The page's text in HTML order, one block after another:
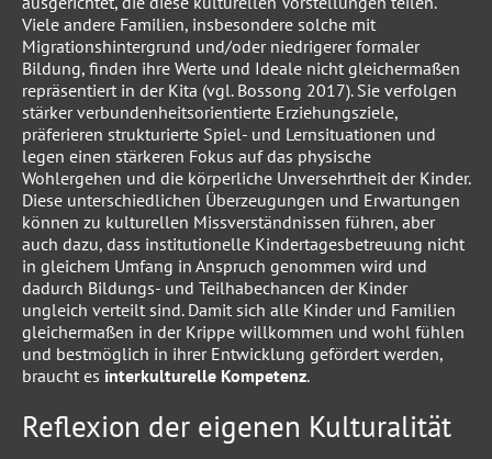
Viele andere Familien, insbesondere solche mit
Migrationshintergrund und/oder niedrigerer formaler
Bildung, finden ihre Werte und Ideale nicht gleichermaßen
repräsentiert in der Kita (vgl. Bossong 2017). Sie verfolgen
stärker verbundenheitsorientierte Erziehungsziele,
präferieren strukturierte Spiel- und Lernsituationen und
legen einen stärkeren Fokus auf das physische
Wohlergehen und die körperliche Unversehrtheit der Kinder.
Diese unterschiedlichen Überzeugungen und Erwartungen
können zu kulturellen Missverständnissen führen, aber
auch dazu, dass institutionelle Kindertagesbetreuung nicht
in gleichem Umfang in Anspruch genommen wird und
dadurch Bildungs- und Teilhabechancen der Kinder
ungleich verteilt sind. Damit sich alle Kinder und Familien
gleichermaßen in der Krippe willkommen und wohl fühlen
und bestmöglich in ihrer Entwicklung gefördert werden,
braucht es interkulturelle Kompetenz.
Reflexion der eigenen Kulturalität